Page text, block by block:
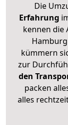
Die
Erfahrung
kennen die
kümmern
zur
den
packen
alles